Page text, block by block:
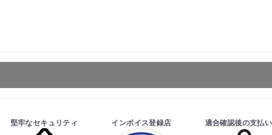
ーに適合確認を行い、商品の価格・送料及び納期の正式なご連絡をしてか
堅牢なセキュリティ インボイス登録店 適合確認後の支払い